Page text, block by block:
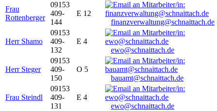
Frau
Rottenberger
09153
409-
144
E 12
finanzverwaltung@schnaittach.de
Herr Shamo
09153
409-
132
E 4
ewo@schnaittach.de
Herr Steger
09153
409-
150
O 5
bauamt@schnaittach.de
Frau Steindl
09153
409-
131
E 4
ewo@schnaittach.de